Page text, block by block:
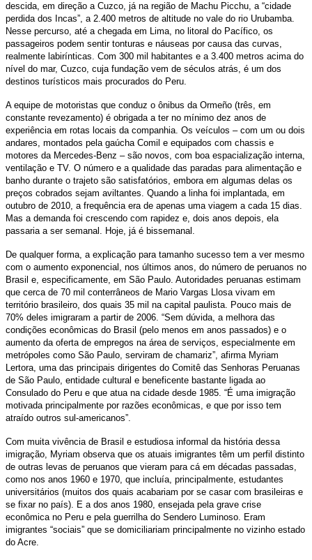
descida, em direção a Cuzco, já na região de Machu Picchu, a “cidade
perdida dos Incas”, a 2.400 metros de altitude no vale do rio Urubamba.
Nesse percurso, até a chegada em Lima, no litoral do Pacífico, os
passageiros podem sentir tonturas e náuseas por causa das curvas,
realmente labirínticas. Com 300 mil habitantes e a 3.400 metros acima do
nível do mar, Cuzco, cuja fundação vem de séculos atrás, é um dos
destinos turísticos mais procurados do Peru.
A equipe de motoristas que conduz o ônibus da Ormeño (três, em
constante revezamento) é obrigada a ter no mínimo dez anos de
experiência em rotas locais da companhia. Os veículos – com um ou dois
andares, montados pela gaúcha Comil e equipados com chassis e
motores da Mercedes-Benz – são novos, com boa espacialização interna,
ventilação e TV. O número e a qualidade das paradas para alimentação e
banho durante o trajeto são satisfatórios, embora em algumas delas os
preços cobrados sejam aviltantes. Quando a linha foi implantada, em
outubro de 2010, a frequência era de apenas uma viagem a cada 15 dias.
Mas a demanda foi crescendo com rapidez e, dois anos depois, ela
passaria a ser semanal. Hoje, já é bissemanal.
De qualquer forma, a explicação para tamanho sucesso tem a ver mesmo
com o aumento exponencial, nos últimos anos, do número de peruanos no
Brasil e, especificamente, em São Paulo. Autoridades peruanas estimam
que cerca de 70 mil conterrâneos de Mario Vargas Llosa vivam em
território brasileiro, dos quais 35 mil na capital paulista. Pouco mais de
70% deles imigraram a partir de 2006. “Sem dúvida, a melhora das
condições econômicas do Brasil (pelo menos em anos passados) e o
aumento da oferta de empregos na área de serviços, especialmente em
metrópoles como São Paulo, serviram de chamariz”, afirma Myriam
Lertora, uma das principais dirigentes do Comitê das Senhoras Peruanas
de São Paulo, entidade cultural e beneficente bastante ligada ao
Consulado do Peru e que atua na cidade desde 1985. “É uma imigração
motivada principalmente por razões econômicas, e que por isso tem
atraído outros sul-americanos”.
Com muita vivência de Brasil e estudiosa informal da história dessa
imigração, Myriam observa que os atuais imigrantes têm um perfil distinto
de outras levas de peruanos que vieram para cá em décadas passadas,
como nos anos 1960 e 1970, que incluía, principalmente, estudantes
universitários (muitos dos quais acabariam por se casar com brasileiras e
se fixar no país). E a dos anos 1980, ensejada pela grave crise
econômica no Peru e pela guerrilha do Sendero Luminoso. Eram
imigrantes “sociais” que se domiciliariam principalmente no vizinho estado
do Acre.